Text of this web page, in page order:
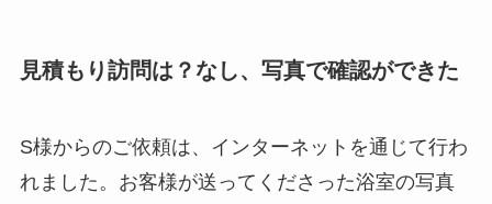
見積もり訪問は？なし、写真で確認ができた
S様からのご依頼は、インターネットを通じて行わ
れました。お客様が送ってくださった浴室の写真